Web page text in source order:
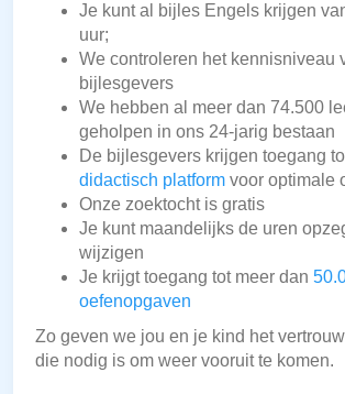
Je kunt al bijles Engels krijgen
uur;
We controleren het kennisniveau
bijlesgevers
We hebben al meer dan 74.500
geholpen in ons 24-jarig bestaan
De bijlesgevers krijgen toegang
didactisch platform voor optimale
Onze zoektocht is gratis
Je kunt maandelijks de uren
wijzigen
Je krijgt toegang tot meer dan
oefenopgaven
Zo geven we jou en je kind het
die nodig is om weer vooruit te komen.